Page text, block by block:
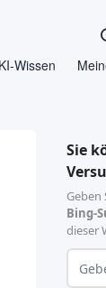
KI-Wissen
Sie
Geben
Bing-
dieser